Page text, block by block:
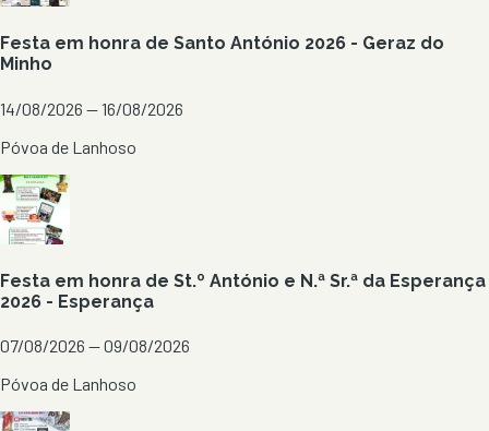
Festa em honra de Santo António 2026 - Geraz do
Minho
14/08/2026 — 16/08/2026
Póvoa de Lanhoso
Festa em honra de St.º António e N.ª Sr.ª da Esperança
2026 - Esperança
07/08/2026 — 09/08/2026
Póvoa de Lanhoso